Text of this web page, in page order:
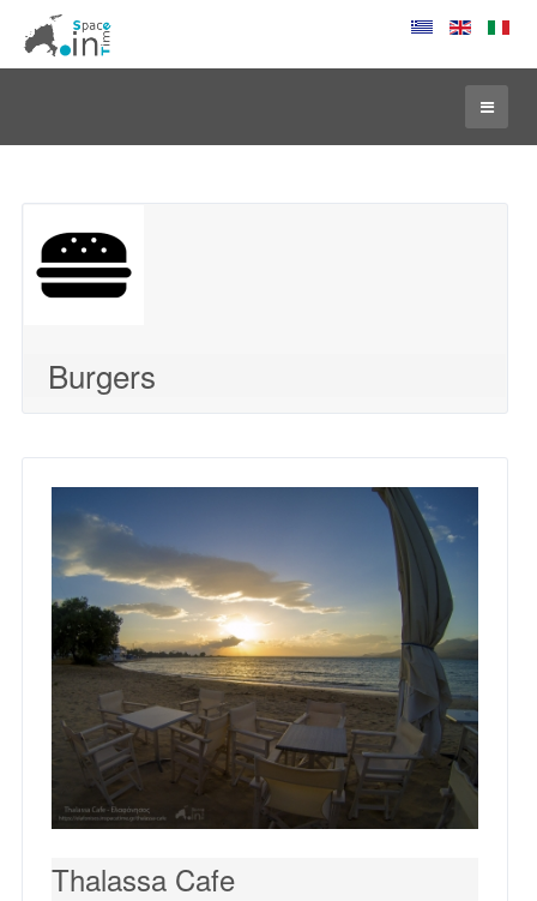
Burgers
Thalassa Cafe